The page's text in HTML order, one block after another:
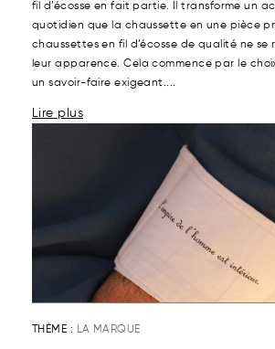
fil d’écosse en fait partie. Il transforme un
quotidien que la chaussette en une pièce
chaussettes en fil d’écosse de qualité ne se
leur apparence. Cela commence par le
un savoir-faire exigeant....
Lire plus
THÈME : LA MARQUE